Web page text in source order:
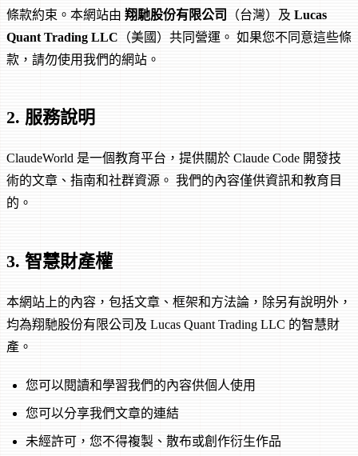
條款約束。本網站由 翔馳股份有限公司 （台灣）及 Lucas
Quant Trading LLC （美國）共同營運。 如果您不同意這些條
款，請勿使用我們的網站。
2. 服務說明
ClaudeWorld 是一個教育平台，提供關於 Claude Code 開發技
術的文章、指南和社群資源。 我們的內容僅供資訊和教育目
的。
3. 智慧財產權
本網站上的內容，包括文章、框架和方法論，除另有說明外，
均為翔馳股份有限公司及 Lucas Quant Trading LLC 的智慧財
產。
您可以閱讀和學習我們的內容供個人使用
您可以分享我們文章的連結
未經許可，您不得複製、散布或創作衍生作品